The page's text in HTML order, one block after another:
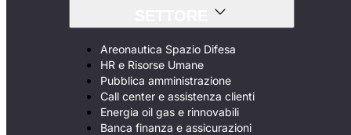
Areonautica Spazio Difesa
HR e Risorse Umane
Pubblica amministrazione
Call center e assistenza clienti
Energia oil gas e rinnovabili
Banca finanza e assicurazioni